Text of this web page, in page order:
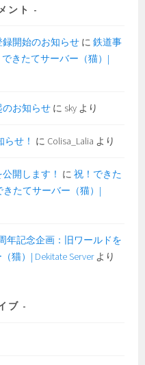
ント
開始のお知らせ に鉄道事
きたてサーバー（猫）|
お知らせ に sky より
らせ！ に Colisa_Lalia より
開します！ に祝！できた
きたてサーバー（猫）|
年記念企画：旧ワールドを
猫）| Dekitate Serverより
ブ